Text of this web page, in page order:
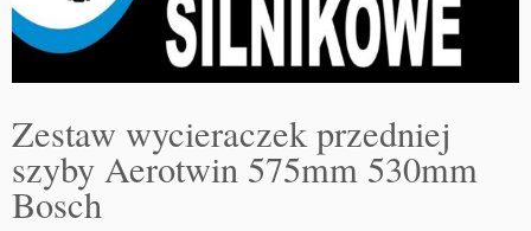
Zestaw wycieraczek przedniej
szyby Aerotwin 575mm 530mm
Bosch